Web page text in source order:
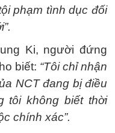
phạm tình dục đối
Ki, người đứng
biết: “Tôi chỉ nhận
NCT đang bị điều
tôi không biết thời
chính xác”.